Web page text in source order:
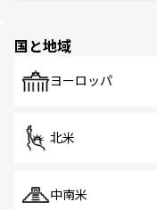
で、ホーカ
国と地域
ヨーロッパ
北米
中南米